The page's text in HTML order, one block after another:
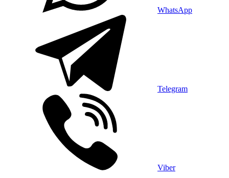
WhatsApp
Telegram
Viber